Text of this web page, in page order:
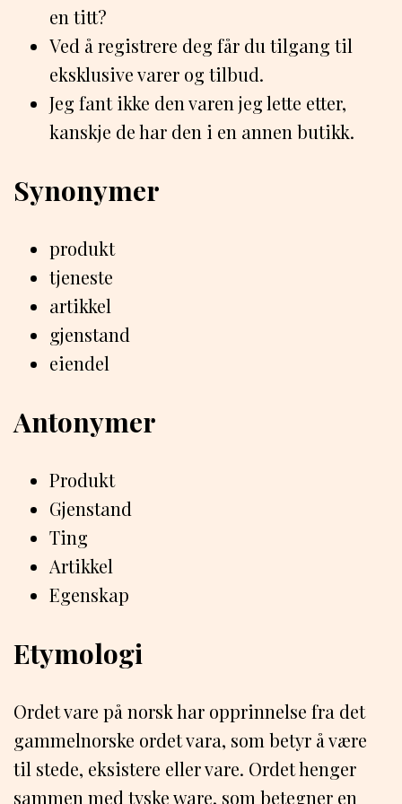
en titt?
Ved å registrere deg får du tilgang til
eksklusive varer og tilbud.
Jeg fant ikke den varen jeg lette etter,
kanskje de har den i en annen butikk.
Synonymer
produkt
tjeneste
artikkel
gjenstand
eiendel
Antonymer
Produkt
Gjenstand
Ting
Artikkel
Egenskap
Etymologi
Ordet vare på norsk har opprinnelse fra det
gammelnorske ordet vara, som betyr å være
til stede, eksistere eller vare. Ordet henger
sammen med tyske ware, som betegner en